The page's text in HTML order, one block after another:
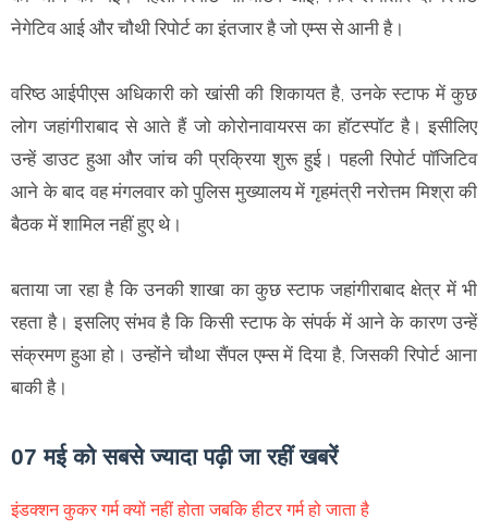
नेगेटिव आई और चौथी रिपोर्ट का इंतजार है जो एम्स से आनी है।
वरिष्ठ आईपीएस अधिकारी को खांसी की शिकायत है, उनके स्टाफ में कुछ
लोग जहांगीराबाद से आते हैं जो कोरोनावायरस का हॉटस्पॉट है। इसीलिए
उन्हें डाउट हुआ और जांच की प्रक्रिया शुरू हुई। पहली रिपोर्ट पॉजिटिव
आने के बाद वह मंगलवार को पुलिस मुख्यालय में गृहमंत्री नरोत्तम मिश्रा की
बैठक में शामिल नहीं हुए थे।
बताया जा रहा है कि उनकी शाखा का कुछ स्टाफ जहांगीराबाद क्षेत्र में भी
रहता है। इसलिए संभव है कि किसी स्टाफ के संपर्क में आने के कारण उन्हें
संक्रमण हुआ हो। उन्होंने चौथा सैंपल एम्स में दिया है, जिसकी रिपोर्ट आना
बाकी है।
07 मई को सबसे ज्यादा पढ़ी जा रहीं खबरें
इंडक्शन कुकर गर्म क्यों नहीं होता जबकि हीटर गर्म हो जाता है